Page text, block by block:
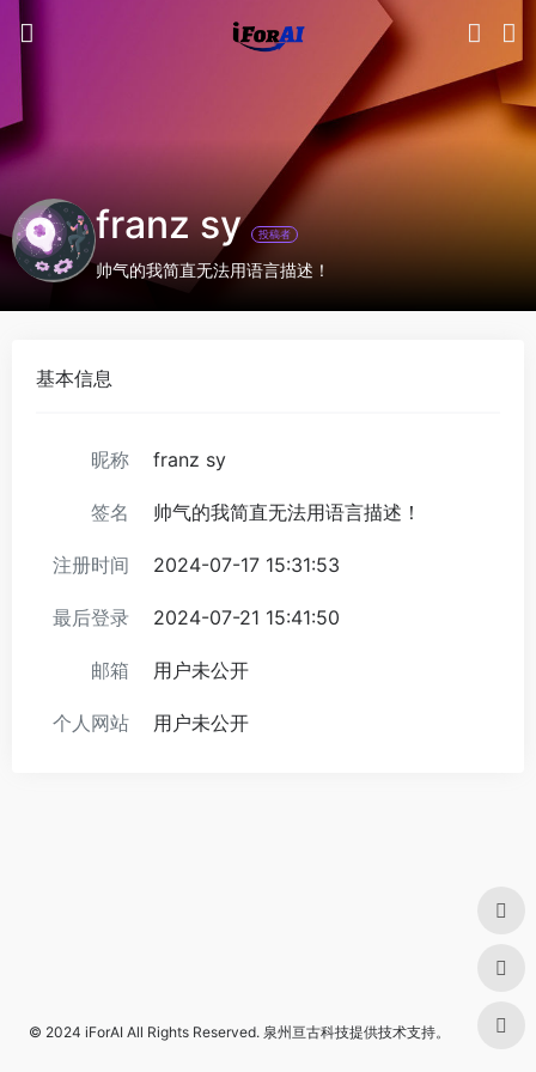
franz sy 投稿者
帅气的我简直无法用语言描述！
基本信息
昵称 franz sy
签名 帅气的我简直无法用语言描述！
注册时间 2024-07-17 15:31:53
最后登录 2024-07-21 15:41:50
邮箱 用户未公开
个人网站 用户未公开
© 2024 iForAI All Rights Reserved. 泉州亘古科技提供技术支持。